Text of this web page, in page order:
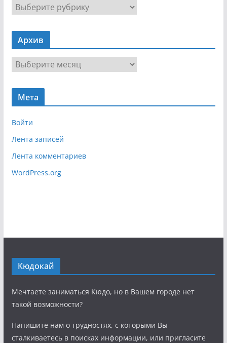
Н
а
в
г
я
Архив
р
х
Мета
Войти
Лента записей
Лента комментариев
WordPress.org
Кюдокай
Мечтаете заниматься Кюдо, но в Вашем городе нет
такой возможности?
Напишите нам о трудностях, с которыми Вы
сталкиваетесь в поисках информации, или пригласите